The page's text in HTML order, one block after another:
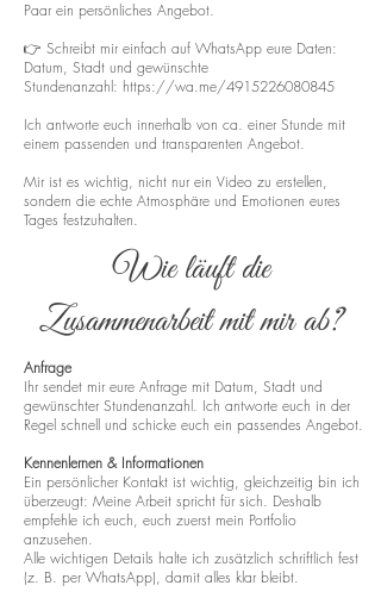
Paar ein persönliches Angebot.
👉 Schreibt mir einfach auf WhatsApp eure Daten:
Datum, Stadt und gewünschte
Stundenanzahl: https://wa.me/4915226080845
Ich antworte euch innerhalb von ca. einer Stunde mit
einem passenden und transparenten Angebot.
Mir ist es wichtig, nicht nur ein Video zu erstellen,
sondern die echte Atmosphäre und Emotionen eures
Tages festzuhalten.
Wie läuft die
Zusammenarbeit mit mir ab?
Anfrage
Ihr sendet mir eure Anfrage mit Datum, Stadt und
gewünschter Stundenanzahl. Ich antworte euch in der
Regel schnell und schicke euch ein passendes Angebot.
Kennenlernen & Informationen
Ein persönlicher Kontakt ist wichtig, gleichzeitig bin ich
überzeugt: Meine Arbeit spricht für sich. Deshalb
empfehle ich euch, euch zuerst mein Portfolio
anzusehen.
Alle wichtigen Details halte ich zusätzlich schriftlich fest
(z. B. per WhatsApp), damit alles klar bleibt.